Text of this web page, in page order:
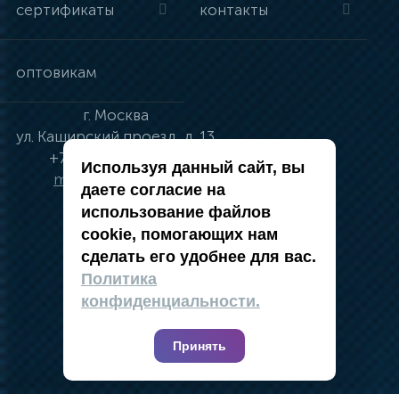
сертификаты контакты
оптовикам
г. Москва
ул. Каширский проезд, д. 13
+7 (495) 134-41-83
moskva@vincci.ru
политика в отношении обработки
персональных данных
публичная оферта
карта сайта
2019 — 2026 @ Компания Vincci
Используя данный сайт, вы
даете согласие на
использование файлов
cookie, помогающих нам
сделать его удобнее для вас.
Политика
конфиденциальности.
Принять